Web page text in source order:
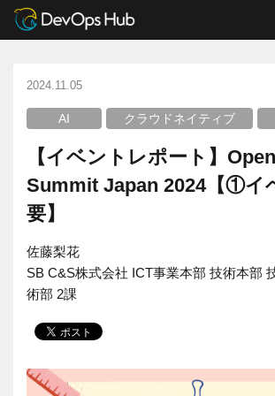
DevOps Hub ブログ
AI
【イベントレポート】Open Source Summit Japan 2024【①イ
2024.11.05
AI クラウドネイティブ
【イベントレポート】
Summit Japan 2024【①イ
要】
佐藤梨花
SB C&S株式会社 ICT事業本部 技術本部
術部 2課